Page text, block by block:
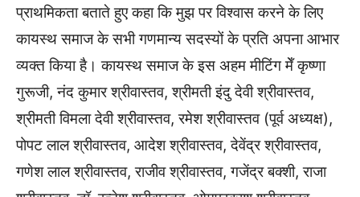
प्राथमिकता बताते हुए कहा कि मुझ पर विश्वास करने के लिए
कायस्थ समाज के सभी गणमान्य सदस्यों के प्रति अपना आभार
व्यक्त किया है। कायस्थ समाज के इस अहम मीटिंग मेँ कृष्णा
गुरूजी, नंद कुमार श्रीवास्तव, श्रीमती इंदु देवी श्रीवास्तव,
श्रीमती विमला देवी श्रीवास्तव, रमेश श्रीवास्तव (पूर्व अध्यक्ष),
पोपट लाल श्रीवास्तव, आदेश श्रीवास्तव, देवेंद्र श्रीवास्तव,
गणेश लाल श्रीवास्तव, राजीव श्रीवास्तव, गजेंद्र बक्शी, राजा